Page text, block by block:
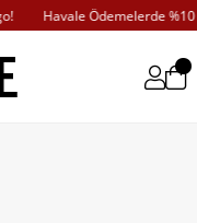
Havale Ödemelerde %10